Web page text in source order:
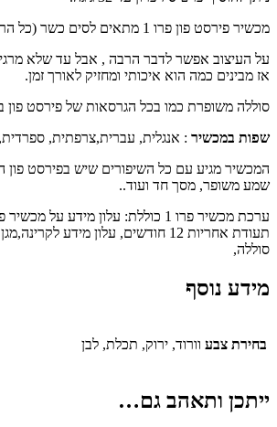
פרו 1 מתאים לסים כשר (כל הרשתות בארץ)
אפשר לדבר הרבה , אבל עד שלא מרגיש
כמה הוא איכותי ומחזיק לאורך זמן.
משופרת כמו בכל הגרסאות של פירסט פון בדגמי
במכשיר: אנגלית, עברית,צרפתית, ספרדית,
מגיע עם כל השיפורים שיש בפירסט פון
מסך חד ועוד..
תעודת אחריות 12 חודשים, עלון מידע
נוסף
צבע וורוד, ירוק, תכלת, לבן
ותאהב גם…